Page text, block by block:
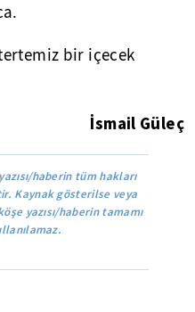
bir içecek
İsmail Güleç
haberin tüm hakları
Kaynak gösterilse veya
yazısı/haberin tamamı